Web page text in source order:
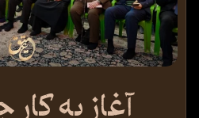
آغاز به